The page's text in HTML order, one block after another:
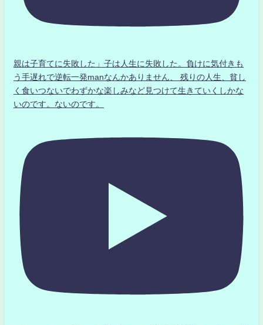
親は子育てに失敗した」子は人生に失敗した。負けに気付きも
う手遅れで逆転一発manなんかありません、 残りの人生、貧し
く食いつないでわずかな楽しみなど見つけて生きていくしかな
いのです。ないのです。